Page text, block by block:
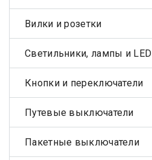
Вилки и розетки
Светильники, лампы и LED
Кнопки и переключатели
Путевые выключатели
Пакетные выключатели